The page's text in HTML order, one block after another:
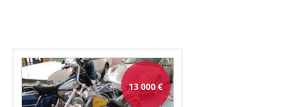
13 000€